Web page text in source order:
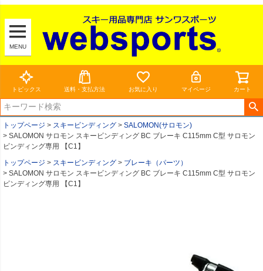
MENU
トピックス 送料・支払方法 お気に入り マイページ カート
トップページ スキービンディング
SALOMON(サロモン)
SALOMON サロモン スキービンディング BC ブレーキ C115mm C型 サロモン
ビンディング専用 【C1】
トップページ
スキービンディング
ブレーキ（パーツ）
SALOMON サロモン スキービンディング BC ブレーキ C115mm C型 サロモン
ビンディング専用 【C1】